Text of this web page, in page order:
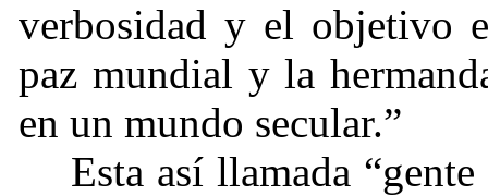
verbosidad y el objetivo
paz mundial y la
en un mundo secular.”
Esta así llamada